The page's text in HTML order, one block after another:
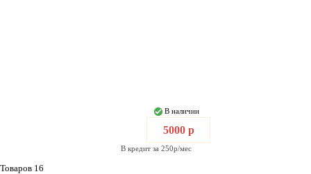
В наличии
5000 р
В кредит за 250р/мес
Товаров 16